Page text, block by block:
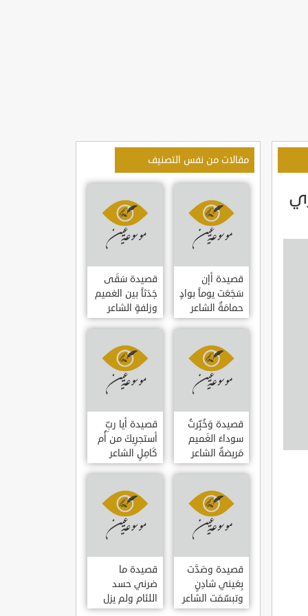
مقالات من نفس التصنيف
قصيدة أإن
سَجَعَت يوماً بوادٍ
حمامَةٌ الشاعر
العوام بن عقبة
قصيدة سَقَى
جَدَثاً بين الغميم
وزلفةٍ الشاعر
العوام بن عقبة
قصيدة وَخُبِّرتُ
سوداءَ الغَميم
مَريضةٌ الشاعر
العوام بن عقبة
قصيدة أيا ربِّ
أستجرِيكَ من أُم
كَامِلٍ الشاعر
العوام بن عقبة
قصيدة وصَدَّت
بِعَيني شادِنٍ
وتبسّمَت الشاعر
العوام بن عقبة
قصيدة ما
ضرني حسد
اللئام ولم يزل
الشاعر عمارة بن